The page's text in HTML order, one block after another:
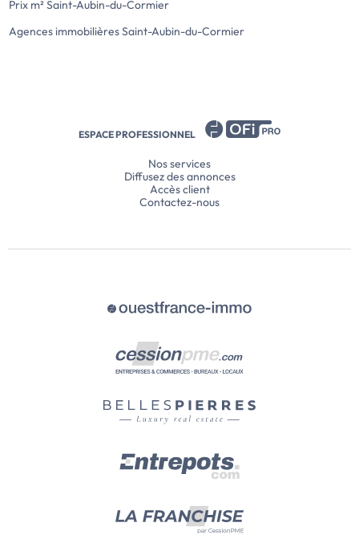
Prix m² Saint-Aubin-du-Cormier
Agences immobilières Saint-Aubin-du-Cormier
ESPACE PROFESSIONNEL
Nos services
Diffusez des annonces
Accès client
Contactez-nous